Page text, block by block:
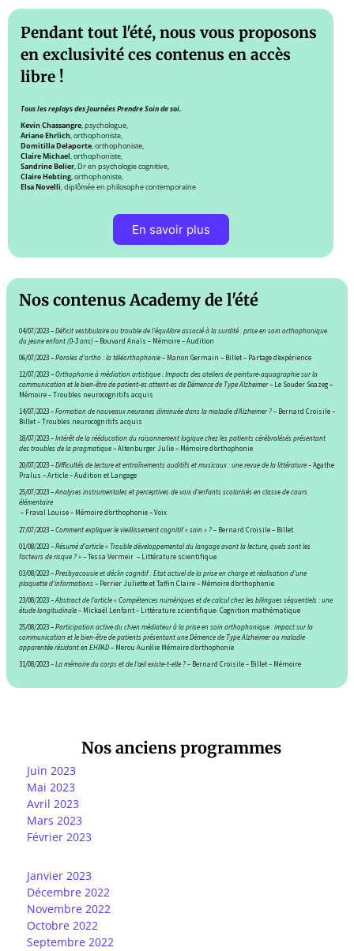
Pendant tout l'été, nous vous proposons
en exclusivité ces contenus en accès
libre !
Tous les replays des Journées Prendre Soin de soi.
Kevin Chassangre, psychologue,
Ariane Ehrlich, orthophoniste,
Domitilla Delaporte, orthophoniste,
Claire Michael, orthophoniste,
Sandrine Belier, Dr en psychologie cognitive,
Claire Hebting, orthophoniste,
Elsa Novelli, diplômée en philosophe contemporaine
En savoir plus
Nos contenus Academy de l'été
04/07/2023 –Déficit vestibulaire ou trouble de l’équilibre associé à la surdité : prise en soin orthophonique
du jeune enfant (0-3 ans) – Bouvard Anaïs – Mémoire–Audition
06/07/2023 –Paroles d’ortho : la téléorthophonie– Manon Germain – Billet – Partage d’expérience
12/07/2023 –Orthophonie à médiation artistique : Impacts des ateliers de peinture-aquagraphie sur la
communication et le bien-être de patient-es atteint-es de Démence de Type Alzheimer– Le Souder Soazeg–
Mémoire– Troubles neurocognitifs acquis
14/07/2023–Formation de nouveaux neurones diminuée dans la maladie d’Alzheimer ?– Bernard Croisile –
Billet–Troubles neurocognitifs acquis
18/07/2023–Intérêt de la rééducation du raisonnement logique chez les patients cérébrolésés présentant
des troubles de la pragmatique–Altenburger Julie – Mémoire d’orthophonie
20/07/2023–Difficultés de lecture et entraînements auditifs et musicaux : une revue de la littérature–Agathe
Pralus – Article – Audition et Langage
25/07/2023 –Analyses instrumentales et perceptives de voix d’enfants scolarisés en classe de cours
élémentaire
– Fraval Louise – Mémoire d’orthophonie – Voix
27/07/2023–Comment expliquer le vieillissement cognitif « sain » ?– Bernard Croisile – Billet
01/08/2023–Résumé d’article « Trouble développemental du langage avant la lecture, quels sont les
facteurs de risque ? »– Tessa Vermeir – Littérature scientifique
03/08/2023–Presbyacousie et déclin cognitif : Etat actuel de la prise en charge et réalisation d’une
plaquette d’informations– Perrier Juliette et Taffin Claire – Mémoire d’orthophonie
23/08/2023–Abstract de l’article « Compétences numériques et de calcul chez les bilingues séquentiels : une
étude longitudinale– Mickaël Lenfant– Littérature scientifique- Cognition mathématique
25/08/2023–Participation active du chien médiateur à la prise en soin orthophonique : impact sur la
communication et le bien-être de patients présentant une Démence de Type Alzheimer ou maladie
apparentée résidant en EHPAD– Merou Aurélie Mémoire d’orthophonie
31/08/2023–La mémoire du corps et de l’œil existe-t-elle ?– Bernard Croisile– Billet – Mémoire
Nos anciens programmes
Juin 2023
Mai 2023
Avril 2023
Mars 2023
Février 2023
Janvier 2023
Décembre 2022
Novembre 2022
Octobre 2022
Septembre 2022